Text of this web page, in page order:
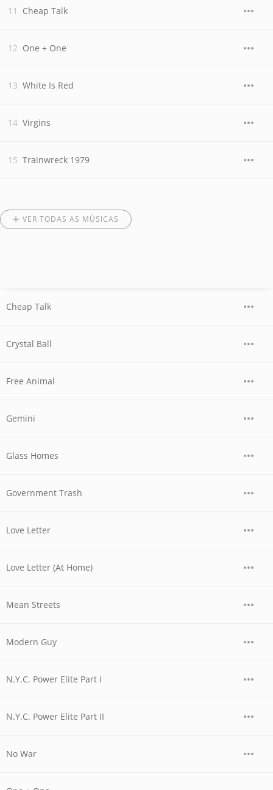
Cheap Talk
One + One
White Is Red
Virgins
Trainwreck 1979
VER TODAS AS MÚSICAS
Cheap Talk
Crystal Ball
Free Animal
Gemini
Glass Homes
Government Trash
Love Letter
Love Letter (At Home)
Mean Streets
Modern Guy
N.Y.C. Power Elite Part I
N.Y.C. Power Elite Part II
No War